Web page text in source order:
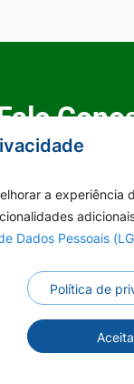
(66) 3500-
a experiência
Dados Pessoais
Política de
de Primavera